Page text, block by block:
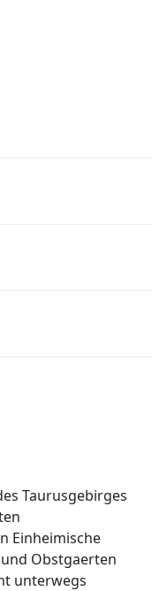
Taurusgebirges
Einheimische
Obstgaerten
unterwegs